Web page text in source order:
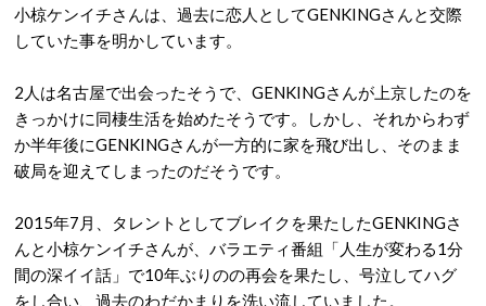
小椋ケンイチさんは、過去に恋人としてGENKINGさんと交際
していた事を明かしています。
2人は名古屋で出会ったそうで、GENKINGさんが上京したのを
きっかけに同棲生活を始めたそうです。しかし、それからわず
か半年後にGENKINGさんが一方的に家を飛び出し、そのまま
破局を迎えてしまったのだそうです。
2015年7月、タレントとしてブレイクを果たしたGENKINGさ
んと小椋ケンイチさんが、バラエティ番組「人生が変わる1分
間の深イイ話」で10年ぶりのの再会を果たし、号泣してハグ
をし合い、過去のわだかまりを洗い流していました。